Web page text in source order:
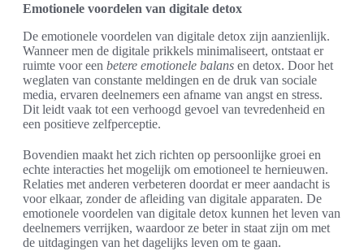
Emotionele voordelen van digitale detox
De emotionele voordelen van digitale detox zijn aanzienlijk.
Wanneer men de digitale prikkels minimaliseert, ontstaat er
ruimte voor een betere emotionele balans en detox. Door het
weglaten van constante meldingen en de druk van sociale
media, ervaren deelnemers een afname van angst en stress.
Dit leidt vaak tot een verhoogd gevoel van tevredenheid en
een positieve zelfperceptie.
Bovendien maakt het zich richten op persoonlijke groei en
echte interacties het mogelijk om emotioneel te hernieuwen.
Relaties met anderen verbeteren doordat er meer aandacht is
voor elkaar, zonder de afleiding van digitale apparaten. De
emotionele voordelen van digitale detox kunnen het leven van
deelnemers verrijken, waardoor ze beter in staat zijn om met
de uitdagingen van het dagelijks leven om te gaan.